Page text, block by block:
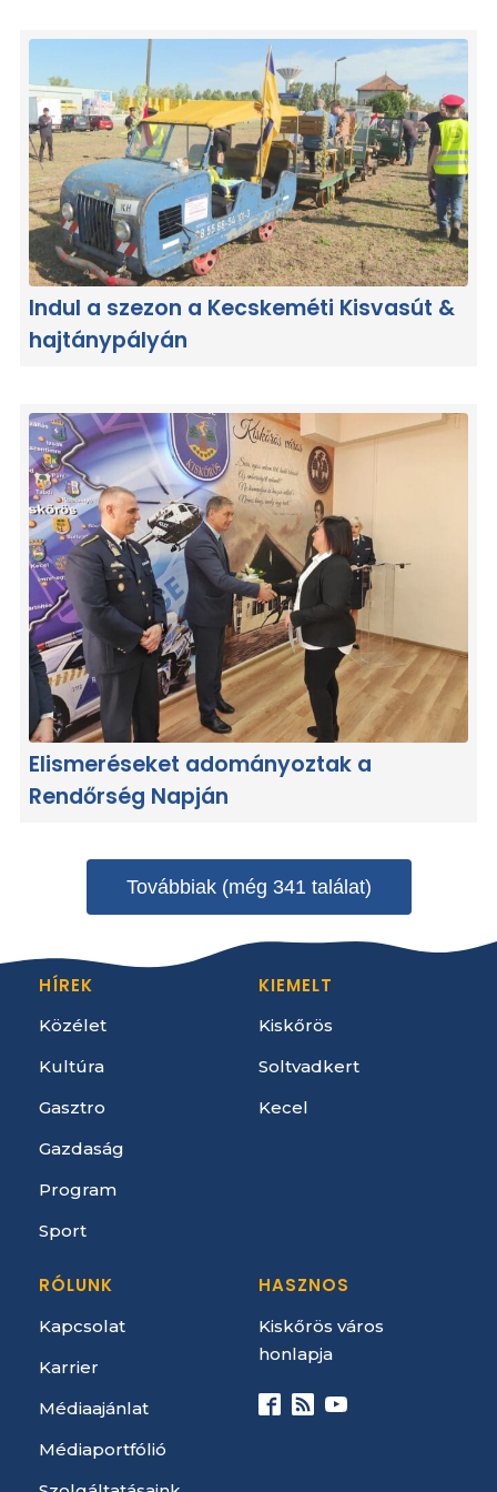
Indul a szezon a Kecskeméti Kisvasút &
hajtánypályán
Elismeréseket adományoztak a
Rendőrség Napján
Továbbiak (még 341 találat)
HÍREK
Közélet
Kultúra
Gasztro
Gazdaság
Program
Sport
KIEMELT
Kiskőrös
Soltvadkert
Kecel
RÓLUNK
Kapcsolat
Karrier
Médiaajánlat
Médiaportfólió
HASZNOS
Kiskőrös város
honlapja